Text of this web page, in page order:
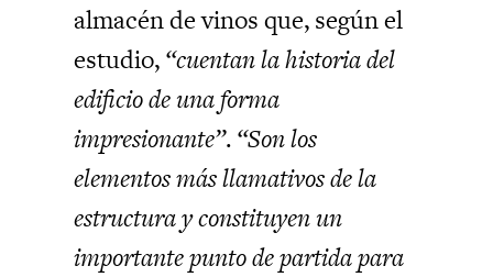
almacén de vinos que, según el
estudio,“cuentan la historia del
edificio de una forma
impresionante”.“Son los
elementos más llamativos de la
estructura y constituyen un
importante punto de partida para